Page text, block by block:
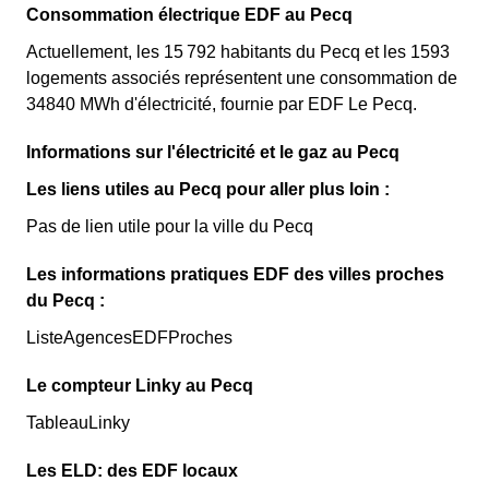
Consommation électrique EDF au Pecq
Actuellement, les 15 792 habitants du Pecq et les 1593
logements associés représentent une consommation de
34840 MWh d'électricité, fournie par EDF Le Pecq.
Informations sur l'électricité et le gaz au Pecq
Les liens utiles au Pecq pour aller plus loin :
Pas de lien utile pour la ville du Pecq
Les informations pratiques EDF des villes proches
du Pecq :
ListeAgencesEDFProches
Le compteur Linky au Pecq
TableauLinky
Les ELD: des EDF locaux